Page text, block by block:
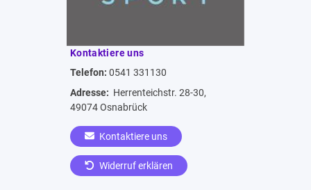
Kontaktiere uns
Telefon: 0541 331130
Adresse: Herrenteichstr. 28-30,
49074 Osnabrück
Kontaktiere uns
Widerruf erklären